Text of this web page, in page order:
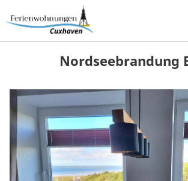
Nordseebrandung